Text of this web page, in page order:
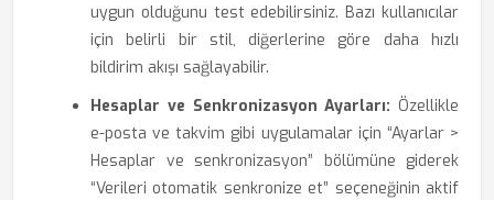
uygun olduğunu test edebilirsiniz. Bazı kullanıcılar
için belirli bir stil, diğerlerine göre daha hızlı
bildirim akışı sağlayabilir.
Hesaplar ve Senkronizasyon Ayarları: Özellikle
e-posta ve takvim gibi uygulamalar için “Ayarlar >
Hesaplar ve senkronizasyon” bölümüne giderek
“Verileri otomatik senkronize et” seçeneğinin aktif